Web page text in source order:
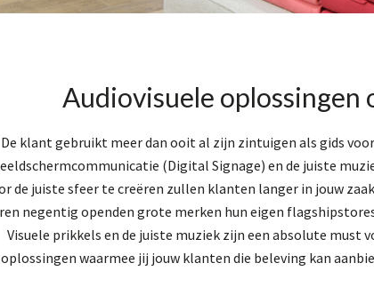
Audiovisuele oplossingen
De klant gebruikt meer dan ooit al zijn zintuigen als gids
(Digital Signage) en de juiste
de juiste sfeer te creëren zullen klanten langer in jouw
negentig openden grote merken hun eigen
Visuele prikkels en de juiste muziek zijn een absolute must
oplossingen waarmee jij jouw klanten die beleving kan